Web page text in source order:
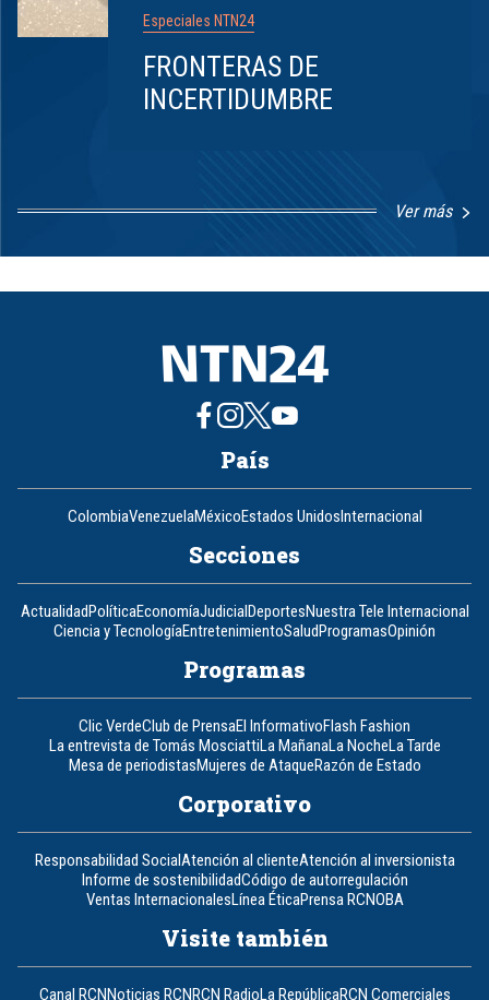
Especiales NTN24
FRONTERAS DE
INCERTIDUMBRE
Ver más
1
8
País
ColombiaVenezuelaMéxicoEstados UnidosInternacional
Secciones
ActualidadPolíticaEconomíaJudicialDeportesNuestra Tele Internacional
Ciencia y TecnologíaEntretenimientoSaludProgramasOpinión
Programas
Clic VerdeClub de PrensaEl InformativoFlash Fashion
La entrevista de Tomás MosciattiLa MañanaLa NocheLa Tarde
Mesa de periodistasMujeres de AtaqueRazón de Estado
Corporativo
Responsabilidad SocialAtención al clienteAtención al inversionista
Informe de sostenibilidadCódigo de autorregulación
Ventas InternacionalesLínea ÉticaPrensa RCNOBA
Visite también
Canal RCNNoticias RCNRCN RadioLa RepúblicaRCN Comerciales